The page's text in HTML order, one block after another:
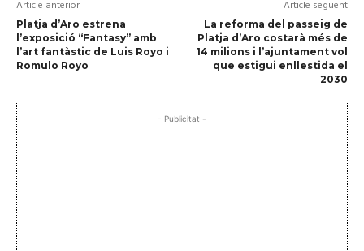
Article anterior
Platja d’Aro estrena
l’exposició “Fantasy” amb
l’art fantàstic de Luis Royo i
Romulo Royo
Article següent
La reforma del passeig de
Platja d’Aro costarà més de
14 milions i l’ajuntament vol
que estigui enllestida el
2030
- Publicitat -